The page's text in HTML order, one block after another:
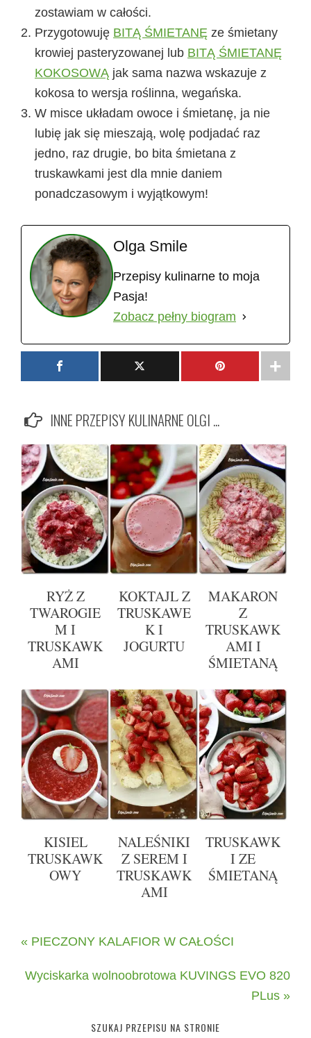
zostawiam w całości.
Przygotowuję BITĄ ŚMIETANĘ ze śmietany
krowiej pasteryzowanej lub BITĄ ŚMIETANĘ
KOKOSOWĄ jak sama nazwa wskazuje z
kokosa to wersja roślinna, wegańska.
W misce układam owoce i śmietanę, ja nie
lubię jak się mieszają, wolę podjadać raz
jedno, raz drugie, bo bita śmietana z
truskawkami jest dla mnie daniem
ponadczasowym i wyjątkowym!
Olga Smile
Przepisy kulinarne to moja
Pasja!
Zobacz pełny biogram
INNE PRZEPISY KULINARNE OLGI ...
RYŻ Z
TWAROGIE
M I
TRUSKAWK
AMI
KOKTAJL Z
TRUSKAWE
K I
JOGURTU
MAKARON
Z
TRUSKAWK
AMI I
ŚMIETANĄ
KISIEL
TRUSKAWK
OWY
NALEŚNIKI
Z SEREM I
TRUSKAWK
AMI
TRUSKAWK
I ZE
ŚMIETANĄ
« PIECZONY KALAFIOR W CAŁOŚCI
Wyciskarka wolnoobrotowa KUVINGS EVO 820
PLus »
SZUKAJ PRZEPISU NA STRONIE